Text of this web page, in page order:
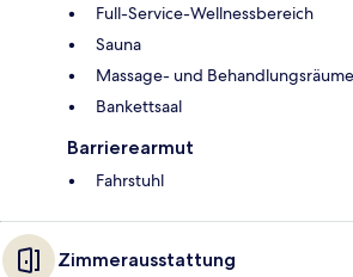
Full-Service-Wellnessbereich
Sauna
Massage- und Behandlungsräume
Bankettsaal
Barrierearmut
Fahrstuhl
Zimmerausstattung